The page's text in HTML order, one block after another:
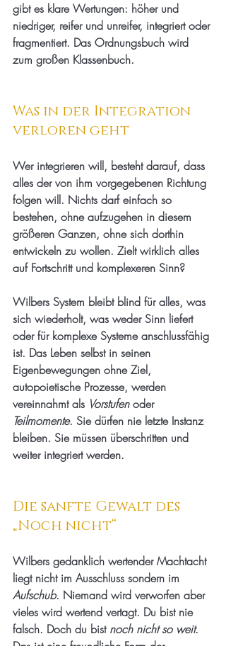
gibt es klare Wertungen: höher und
niedriger, reifer und unreifer, integriert oder
fragmentiert. Das Ordnungsbuch wird
zum großen Klassenbuch.
Was in der Integration
verloren geht
Wer integrieren will, besteht darauf, dass
alles der von ihm vorgegebenen Richtung
folgen will. Nichts darf einfach so
bestehen, ohne aufzugehen in diesem
größeren Ganzen, ohne sich dorthin
entwickeln zu wollen. Zielt wirklich alles
auf Fortschritt und komplexeren Sinn?
Wilbers System bleibt blind für alles, was
sich wiederholt, was weder Sinn liefert
oder für komplexe Systeme anschlussfähig
ist. Das Leben selbst in seinen
Eigenbewegungen ohne Ziel,
autopoietische Prozesse, werden
vereinnahmt als Vorstufen oder
Teilmomente. Sie dürfen nie letzte Instanz
bleiben. Sie müssen überschritten und
weiter integriert werden.
Die sanfte Gewalt des
„Noch nicht“
Wilbers gedanklich wertender Machtacht
liegt nicht im Ausschluss sondern im
Aufschub. Niemand wird verworfen aber
vieles wird wertend vertagt. Du bist nie
falsch. Doch du bist noch nicht so weit.